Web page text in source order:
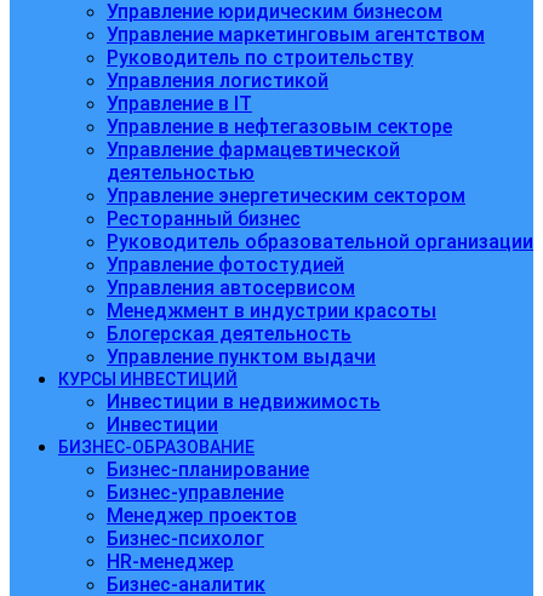
Управление юридическим бизнесом
Управление маркетинговым агентством
Руководитель по строительству
Управления логистикой
Управление в IT
Управление в нефтегазовым секторе
Управление фармацевтической
деятельностью
Управление энергетическим сектором
Ресторанный бизнес
Руководитель образовательной организации
Управление фотостудией
Управления автосервисом
Менеджмент в индустрии красоты
Блогерская деятельность
Управление пунктом выдачи
КУРСЫ ИНВЕСТИЦИЙ
Инвестиции в недвижимость
Инвестиции
БИЗНЕС-ОБРАЗОВАНИЕ
Бизнес-планирование
Бизнес-управление
Менеджер проектов
Бизнес-психолог
HR-менеджер
Бизнес-аналитик